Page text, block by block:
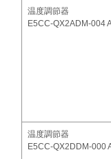
温度調節器
E5CC-QX2ADM-004
温度調節器
E5CC-QX2DDM-000